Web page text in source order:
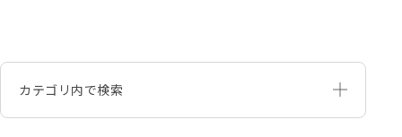
カテゴリ内で検索